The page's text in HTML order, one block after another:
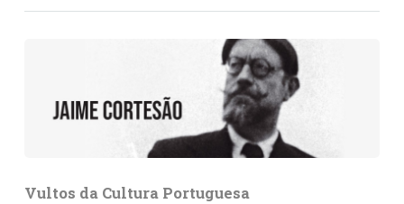
Vultos da Cultura Portuguesa